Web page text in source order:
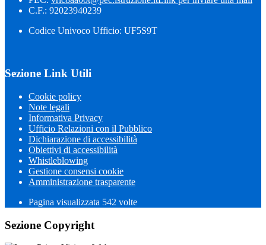
C.F.: 92023940239
Codice Univoco Ufficio: UF5S9T
Sezione Link Utili
Cookie policy
Note legali
Informativa Privacy
Ufficio Relazioni con il Pubblico
Dichiarazione di accessibilità
Obiettivi di accessibilità
Whistleblowing
Gestione consensi cookie
Amministrazione trasparente
Pagina visualizzata 542 volte
Sezione Copyright